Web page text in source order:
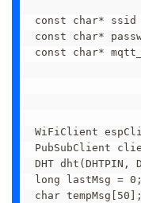
const char* ssid
const char*
const char*
WiFiClient
PubSubClient
DHT dht(DHTPIN,
long lastMsg = 0;
char tempMsg[50];